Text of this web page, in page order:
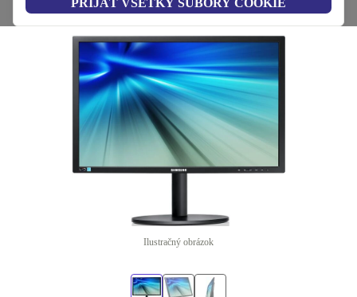
PRIJAŤ VŠETKY SÚBORY COOKIE
(Zbieranie recenzií)
Ilustračný obrázok